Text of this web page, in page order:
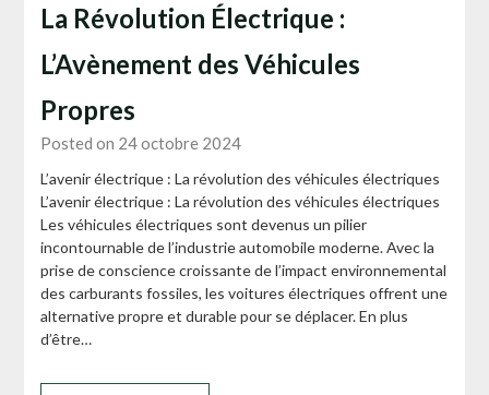
La Révolution Électrique :
L’Avènement des Véhicules
Propres
Posted on 24 octobre 2024
L’avenir électrique : La révolution des véhicules électriques
L’avenir électrique : La révolution des véhicules électriques
Les véhicules électriques sont devenus un pilier
incontournable de l’industrie automobile moderne. Avec la
prise de conscience croissante de l’impact environnemental
des carburants fossiles, les voitures électriques offrent une
alternative propre et durable pour se déplacer. En plus
d’être…